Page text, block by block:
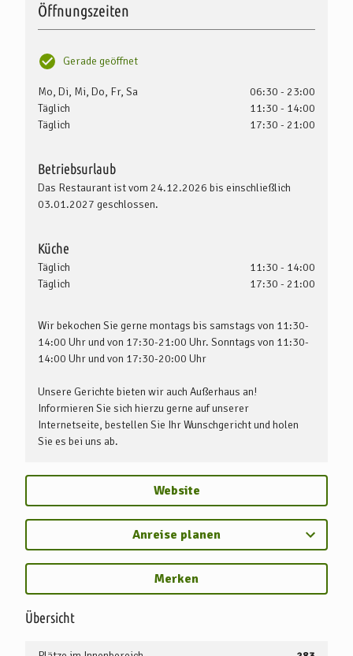
Übersicht
Öffnungszeiten
Gerade geöffnet
Mo, Di, Mi, Do, Fr, Sa
06:30 - 23:00
Täglich
11:30 - 14:00
Täglich
17:30 - 21:00
Betriebsurlaub
Das Restaurant ist vom 24.12.2026 bis einschließlich
03.01.2027 geschlossen.
Küche
Täglich
11:30 - 14:00
Täglich
17:30 - 21:00
Wir bekochen Sie gerne montags bis samstags von 11:30-
14:00 Uhr und von 17:30-21:00 Uhr. Sonntags von 11:30-
14:00 Uhr und von 17:30-20:00 Uhr
Unsere Gerichte bieten wir auch Außerhaus an!
Informieren Sie sich hierzu gerne auf unserer
Internetseite, bestellen Sie Ihr Wunschgericht und holen
Sie es bei uns ab.
Website
Anreise planen
Merken